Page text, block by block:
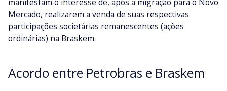
Mercado, realizarem a venda de suas respectivas
participações societárias remanescentes (ações
ordinárias) na Braskem.
Acordo entre Petrobras e Braskem